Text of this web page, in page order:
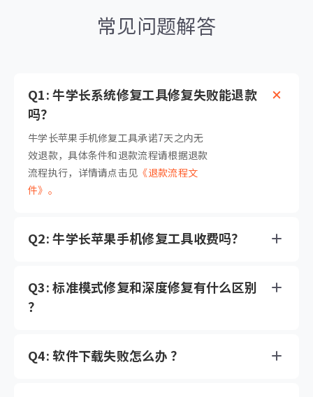
常见问题解答
Q1: 牛学长系统修复工具修复失败能退款
吗？
牛学长苹果手机修复工具承诺7天之内无
效退款，具体条件和退款流程请根据退款
流程执行，详情请点击见 《退款流程文
件》。
Q2: 牛学长苹果手机修复工具收费吗？
Q3: 标准模式修复和深度修复有什么区别
？
Q4: 软件下载失败怎么办 ？